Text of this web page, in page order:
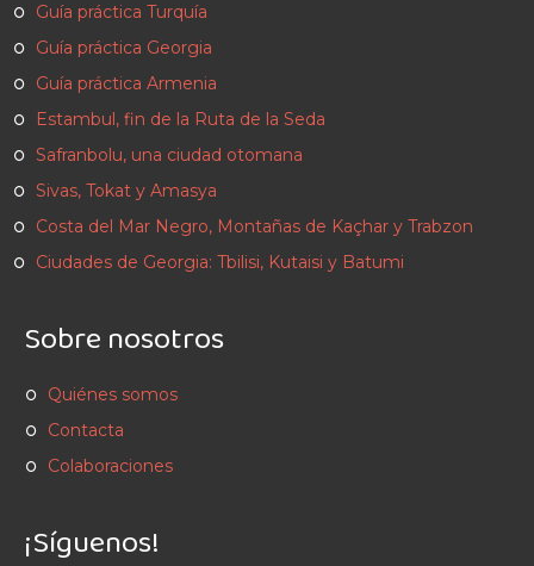
Guía práctica Turquía
Guía práctica Georgia
Guía práctica Armenia
Estambul, fin de la Ruta de la Seda
Safranbolu, una ciudad otomana
Sivas, Tokat y Amasya
Costa del Mar Negro, Montañas de Kaçhar y Trabzon
Ciudades de Georgia: Tbilisi, Kutaisi y Batumi
Sobre nosotros
Quiénes somos
Contacta
Colaboraciones
¡Síguenos!